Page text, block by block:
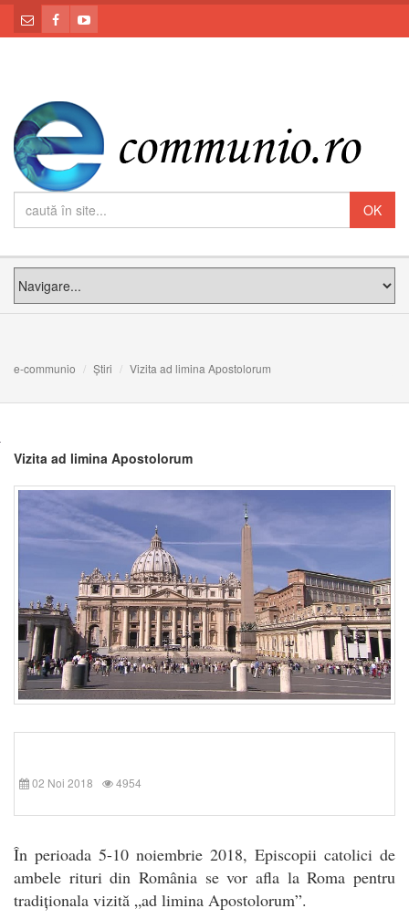
e-communio Știri Vizita ad limina Apostolorum
Vizita ad limina Apostolorum
02 Noi 2018 4954
În perioada 5-10 noiembrie 2018, Episcopii catolici de
ambele rituri din România se vor afla la Roma pentru
tradiționala vizită „ad limina Apostolorum”.